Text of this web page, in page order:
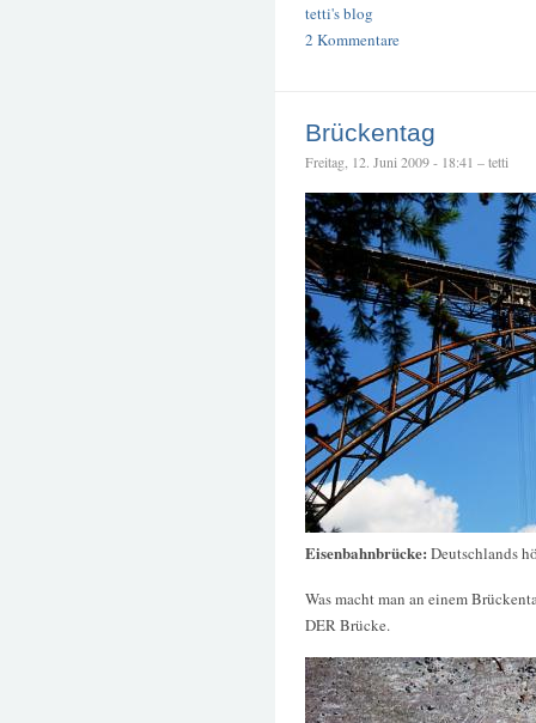
tetti's blog
2 Kommentare
Brückentag
Freitag, 12. Juni 2009 - 18:41 – tetti
Eisenbahnbrücke: Deutschlands
Was macht man an einem
DER Brücke.